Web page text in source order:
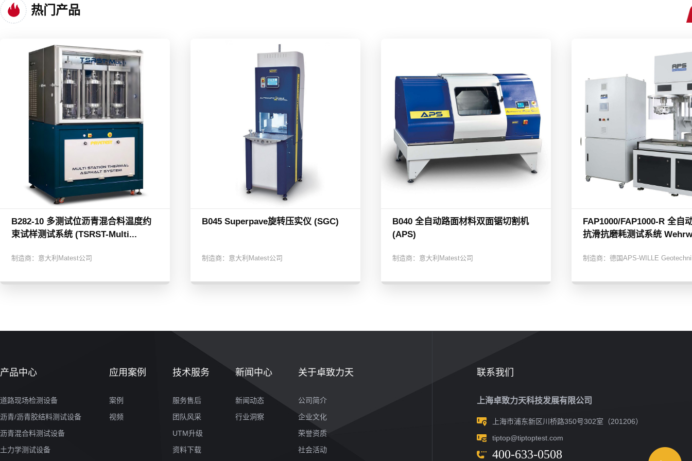
热门产品
B282-10 多测试位沥青混合料温度约
束试样测试系统 (TSRST-Multi...
制造商： 意大利Matest公司
B045 Superpave旋转压实仪 (SGC)
制造商： 意大利Matest公司
B040 全自动路面材料双面锯切割机
(APS)
制造商： 意大利Matest公司
FAP1000/FAP1000-R 全自
抗滑抗磨耗测试系统
制造商： 德国APS-WILLE
产品中心
道路现场检测设备
沥青/沥青胶结料测试设备
沥青混合料测试设备
土力学测试设备
应用案例
案例
视频
技术服务
服务售后
团队风采
UTM升级
资料下载
新闻中心
新闻动态
行业洞察
关于卓致力天
公司简介
企业文化
荣誉资质
社会活动
联系我们
上海卓致力天科技发展有限公司
上海市浦东新区川桥路350号302室（201206）
tiptop@tiptoptest.com
400-633-0508